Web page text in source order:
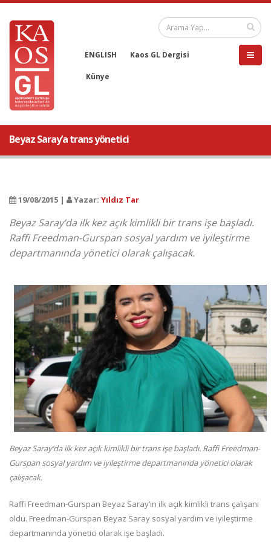
ENGLISH Kaos GL Dergisi
Künye
Beyaz Saray’a trans yönetici
19/08/2015 | Yazar: Yıldız Tar
Beyaz Saray’da ilk kez açık kimlikli bir trans işe başladı.
Raffi Freedman-Gurspan sosyal yardım ve iyileştirme
departmanında yönetici olarak çalışacak.
Beyaz Saray’da ilk kez açık kimlikli bir trans işe başladı. Raffi Freedman-
Gurspan sosyal yardım ve iyileştirme departmanında yönetici olarak
çalışacak.
Raffi Freedman-Gurspan Beyaz Saray’ın ilk açık kimlikli trans çalışanı
oldu. Freedman-Gurspan Beyaz Saray sosyal yardım ve iyileştirme
departmanında yönetici olarak işe başladı.